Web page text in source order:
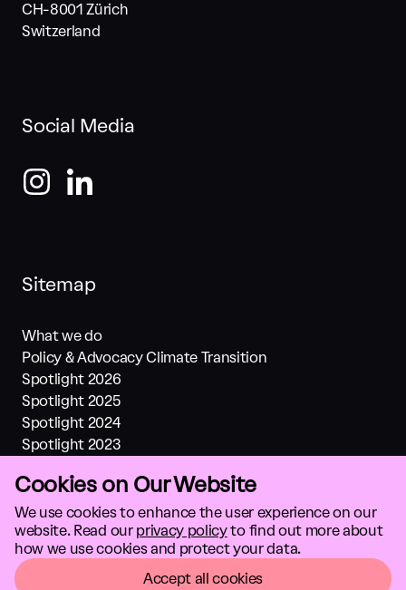
CH-8001 Zürich
Switzerland
Social Media
Sitemap
What we do
Policy & Advocacy Climate Transition
Spotlight 2026
Spotlight 2025
Spotlight 2024
Spotlight 2023
Spotlight 2021
Investments
About us
Climate solutions
Cookies on Our Website
We use cookies to enhance the user experience on our
website. Read our privacy policyto find out more about
how we use cookies and protect your data.
Accept all cookies